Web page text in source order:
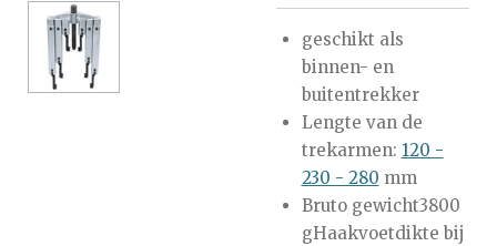
geschikt als
binnen- en
buitentrekker
Lengte van de
trekarmen: 120 -
230 - 280 mm
Bruto gewicht3800
gHaakvoetdikte bij